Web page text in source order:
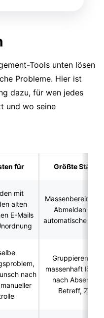
Tools unten lösen
Probleme. Hier ist
dazu, für wen jedes
und wo seine
für Größte Stärke
alten
E-Mails
Massenbereinigung,
Abmelden und
automatische
nach
Gruppieren und
massenhaft
nach Absender,
Betreff, Zeit